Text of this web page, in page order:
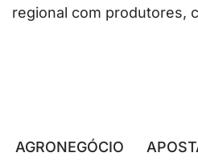
regional com produtores,
AGRONEGÓCIO